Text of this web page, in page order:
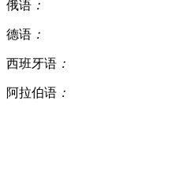
俄语 ：
德语 ：
西班牙语 ：
阿拉伯语 ：